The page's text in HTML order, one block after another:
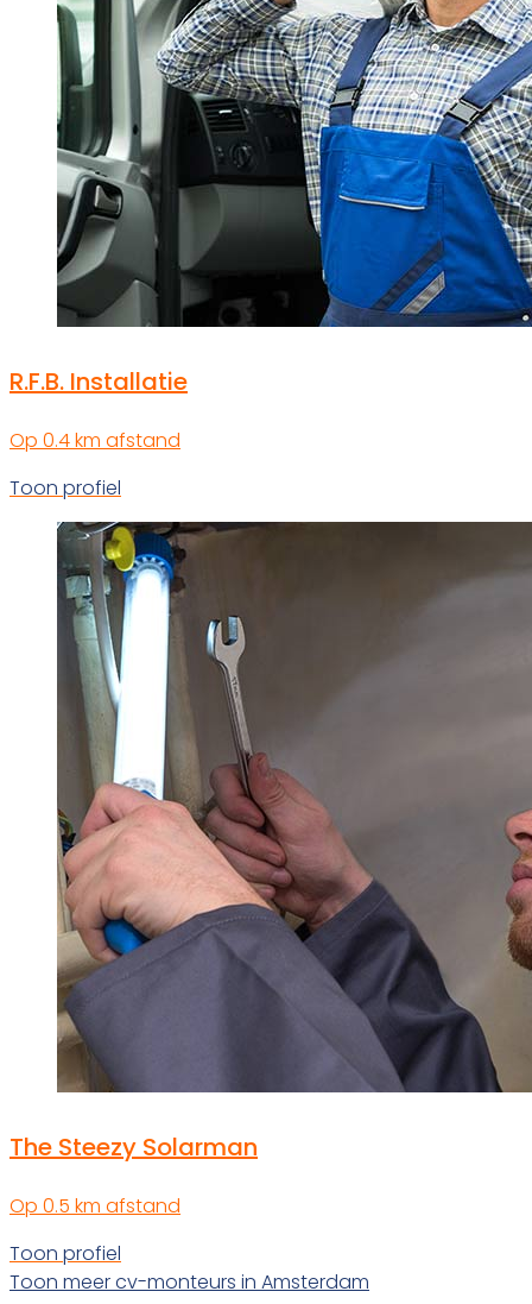
R.F.B. Installatie
Op 0.4 km afstand
Toon profiel
The Steezy Solarman
Op 0.5 km afstand
Toon profiel
Toon meer cv-monteurs in Amsterdam